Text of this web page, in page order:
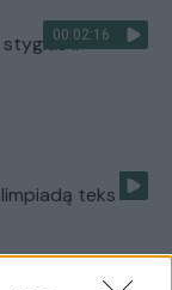
00:02:16
ir
teks